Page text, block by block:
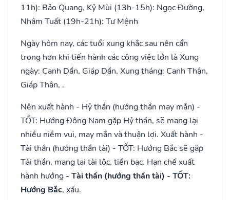
11h): Bảo Quang, Kỷ Mùi (13h-15h): Ngọc Đường,
Nhâm Tuất (19h-21h): Tư Mệnh
Ngày hôm nay, các tuổi xung khắc sau nên cẩn
trọng hơn khi tiến hành các công việc lớn là Xung
ngày: Canh Dần, Giáp Dần, Xung tháng: Canh Thân,
Giáp Thân, .
Nên xuất hành - Hỷ thần (hướng thần may mắn) -
TỐT: Hướng Đông Nam gặp Hỷ thần, sẽ mang lại
nhiều niềm vui, may mắn và thuận lợi. Xuất hành -
Tài thần (hướng thần tài) - TỐT: Hướng Bắc sẽ gặp
Tài thần, mang lại tài lộc, tiền bạc. Hạn chế xuất
hành hướng - Tài thần (hướng thần tài) - TỐT:
Hướng Bắc, xấu.